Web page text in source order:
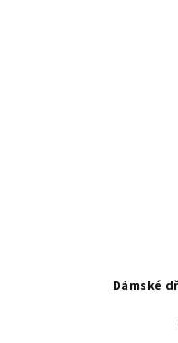
Dámské